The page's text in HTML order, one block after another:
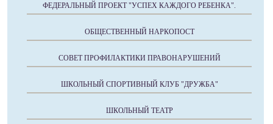
ФЕДЕРАЛЬНЫЙ ПРОЕКТ "УСПЕХ КАЖДОГО РЕБЕНКА".
ОБЩЕСТВЕННЫЙ НАРКОПОСТ
СОВЕТ ПРОФИЛАКТИКИ ПРАВОНАРУШЕНИЙ
ШКОЛЬНЫЙ СПОРТИВНЫЙ КЛУБ "ДРУЖБА"
ШКОЛЬНЫЙ ТЕАТР